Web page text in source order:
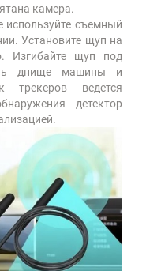
камера.
используйте съемный
Установите щуп на
Изгибайте щуп под
днище машины и
трекеров ведется
детектор